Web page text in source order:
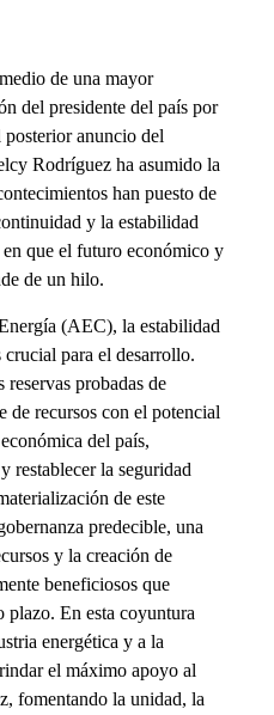
de una mayor
del presidente del país por
anuncio del
Rodríguez ha asumido la
han puesto de
y la estabilidad
que el futuro económico y
de un hilo.
(AEC), la estabilidad
para el desarrollo.
reservas probadas de
de recursos con el potencial
del país,
restablecer la seguridad
de este
predecible, una
y la creación de
beneficiosos que
plazo. En esta coyuntura
energética y a la
el máximo apoyo al
fomentando la unidad, la